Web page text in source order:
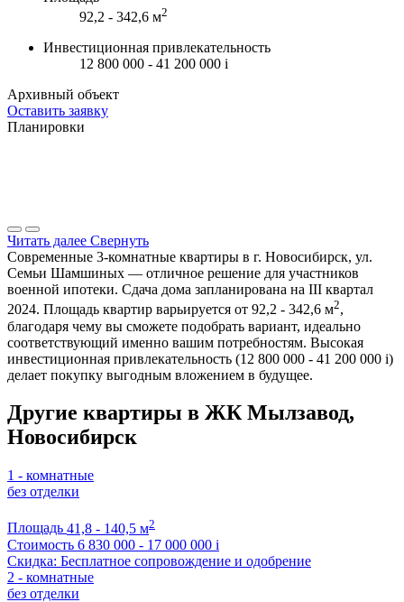
92,2 - 342,6 м2
Инвестиционная привлекательность
12 800 000 - 41 200 000 i
Архивный объект
Оставить заявку
Планировки
Читать далее Свернуть
Современные 3-комнатные квартиры в г. Новосибирск, ул.
Семьи Шамшиных — отличное решение для участников
военной ипотеки. Сдача дома запланирована на III квартал
2024. Площадь квартир варьируется от 92,2 - 342,6 м2,
благодаря чему вы сможете подобрать вариант, идеально
соответствующий именно вашим потребностям. Высокая
инвестиционная привлекательность (12 800 000 - 41 200 000 i)
делает покупку выгодным вложением в будущее.
Другие квартиры в ЖК Мылзавод,
Новосибирск
1 - комнатные
без отделки
Площадь 41,8 - 140,5 м2
Стоимость 6 830 000 - 17 000 000 i
Скидка: Бесплатное сопровождение и одобрение
2 - комнатные
без отделки